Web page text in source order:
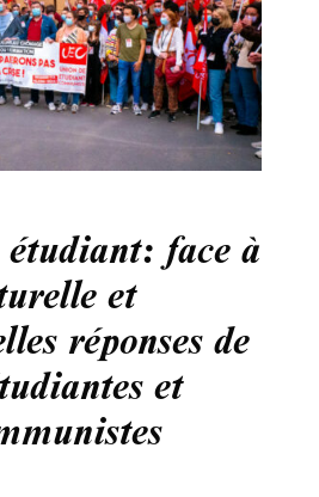
face à
et
réponses de
et